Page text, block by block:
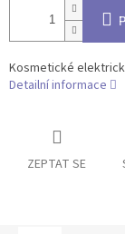
Kosmetické
Detailní informace
ZEPTAT SE